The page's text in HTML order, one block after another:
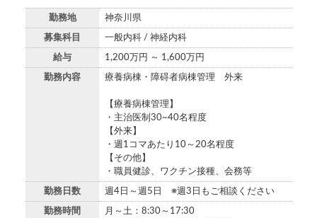
勤務地 神奈川県
募集科目 一般内科 / 神経内科
給与 1,200万円 ～ 1,600万円
勤務内容 療養病棟・障碍者病棟管理 外来
【療養病棟管理】
・主治医制30~40名程度
【外来】
・週1コマあたり10～20名程度
【その他】
・職員健診、ワクチン接種、会務等
勤務日数 週4日～週5日 ※週3日もご相談ください
勤務時間
月～土：8:30～17:30